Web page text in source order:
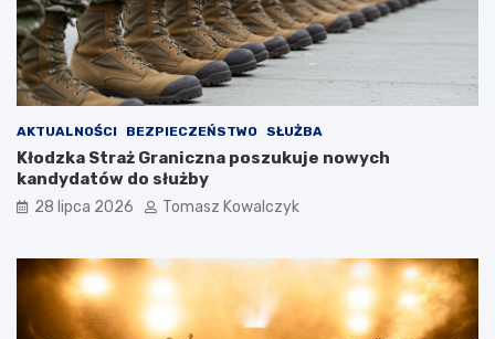
AKTUALNOŚCI BEZPIECZEŃSTWO SŁUŻBA
Kłodzka Straż Graniczna poszukuje nowych
kandydatów do służby
28 lipca 2026 Tomasz Kowalczyk